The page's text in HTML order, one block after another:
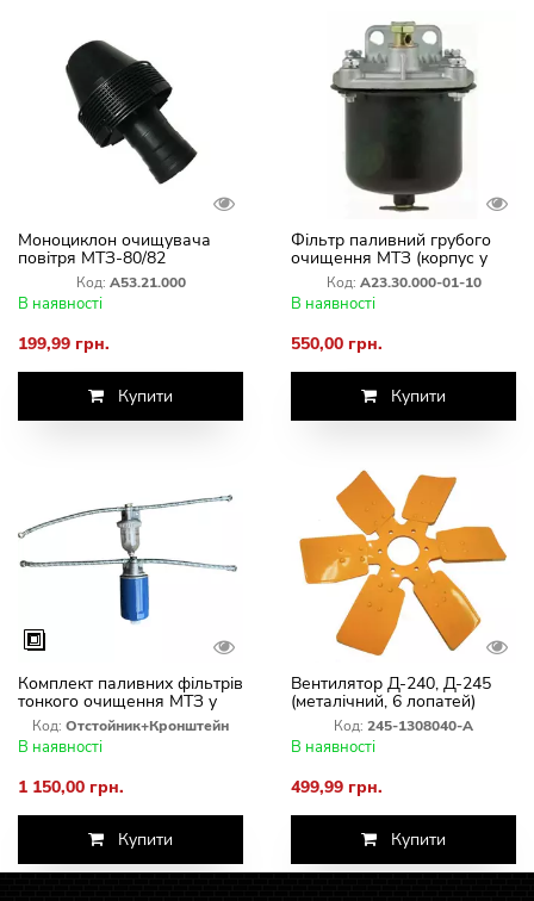
Моноциклон очищувача
повітря МТЗ-80/82
Код: А53.21.000
В наявності
199,99 грн.
Купити
Фільтр паливний грубого
очищення МТЗ (корпус у
зборі)Код: А23.30.000-01-10
В наявності
550,00 грн.
Купити
Комплект паливних фільтрів
тонкого очищення МТЗ у
зборі
Код: Отстойник+Кронштейн
В наявності
1 150,00 грн.
Купити
Вентилятор Д-240, Д-245
(металічний, 6 лопатей)
Код: 245-1308040-А
В наявності
499,99 грн.
Купити